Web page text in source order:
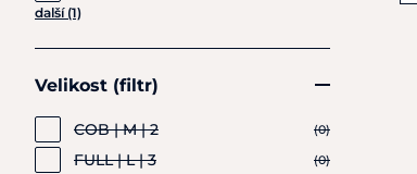
další (1)
Velikost (filtr)
COB | M | 2 (0)
FULL | L | 3 (0)